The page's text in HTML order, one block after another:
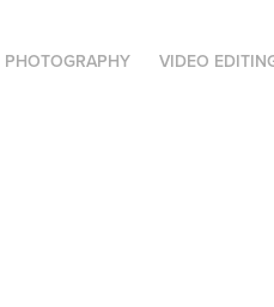
PHOTOGRAPHY VIDEO